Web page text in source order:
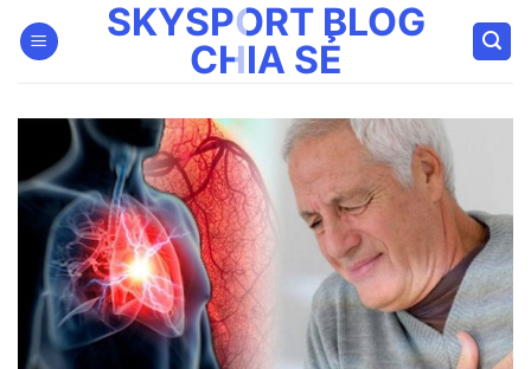
qua
SKYSPORT BLOG
CHIA SẺ